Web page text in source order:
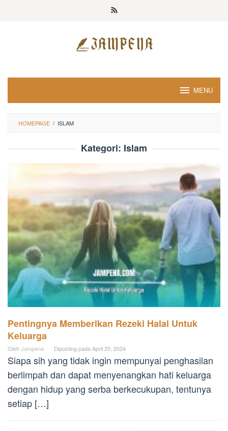
MENU
HOMEPAGE / ISLAM
Kategori: Islam
Pentingnya Memberikan Rezeki Halal Untuk
Keluarga
OlehJampena Diposting pada April 20, 2024
Siapa sih yang tidak ingin mempunyai penghasilan
berlimpah dan dapat menyenangkan hati keluarga
dengan hidup yang serba berkecukupan, tentunya
setiap […]